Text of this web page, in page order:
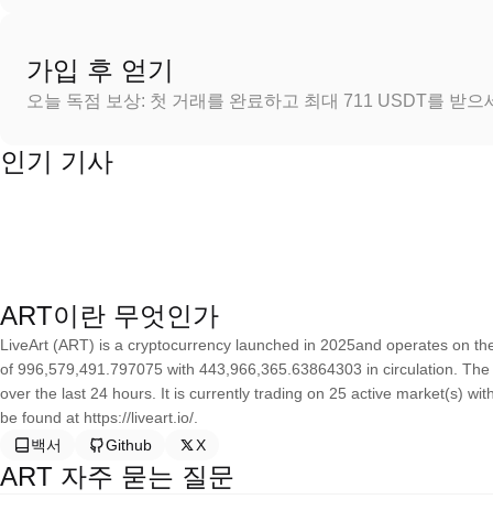
가입 후 얻기
오늘 독점 보상: 첫 거래를 완료하고 최대 711 USDT를 받으
인기 기사
ART이란 무엇인가
LiveArt (ART) is a cryptocurrency launched in 2025and operates on
of 996,579,491.797075 with 443,966,365.63864303 in circulation.
over the last 24 hours. It is currently trading on 25 active market(s)
be found at https://liveart.io/.
백서
Github X
ART 자주 묻는 질문